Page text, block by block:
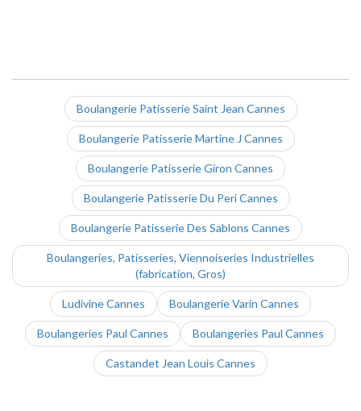
Boulangerie Patisserie Saint Jean Cannes
Boulangerie Patisserie Martine J Cannes
Boulangerie Patisserie Giron Cannes
Boulangerie Patisserie Du Peri Cannes
Boulangerie Patisserie Des Sablons Cannes
Boulangeries, Patisseries, Viennoiseries Industrielles
(fabrication, Gros)
Ludivine Cannes Boulangerie Varin Cannes
Boulangeries Paul Cannes Boulangeries Paul Cannes
Castandet Jean Louis Cannes